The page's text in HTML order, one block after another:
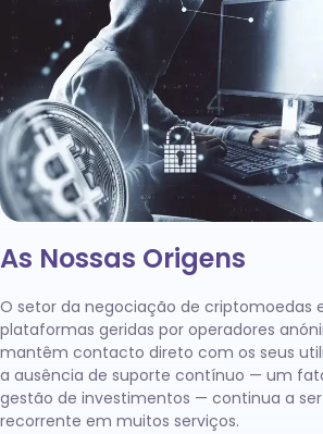
As Nossas Origens
O setor da negociação de criptomoedas
plataformas geridas por operadores
mantêm contacto direto com os seus
a ausência de suporte contínuo — um
gestão de investimentos — continua a
recorrente em muitos serviços.